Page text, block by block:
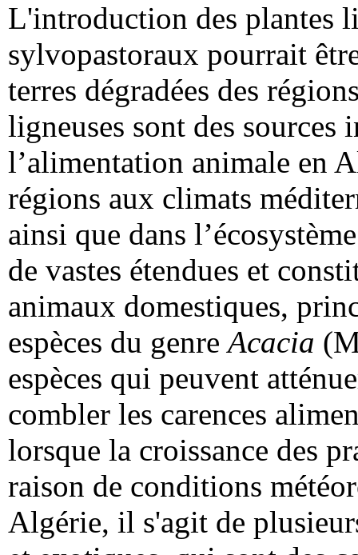
L'introduction des plantes
sylvopastoraux pourrait
terres dégradées des
ligneuses sont des sources
l’alimentation animale en
régions aux climats
ainsi que dans
de vastes étendues et
animaux domestiques,
espèces du genreAcacia
espèces qui peuvent
combler les carences
lorsque la croissance des
raison de conditions
Algérie, il s'agit de